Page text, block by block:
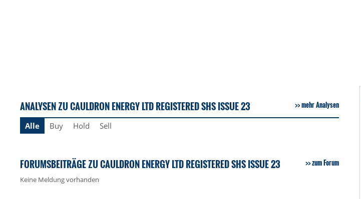
ANALYSEN ZU CAULDRON ENERGY LTD REGISTERED SHS ISSUE 23 mehr Analysen
Alle Buy Hold Sell
FORUMSBEITRÄGE ZU CAULDRON ENERGY LTD REGISTERED SHS ISSUE 23 zum Forum
Keine Meldung vorhanden